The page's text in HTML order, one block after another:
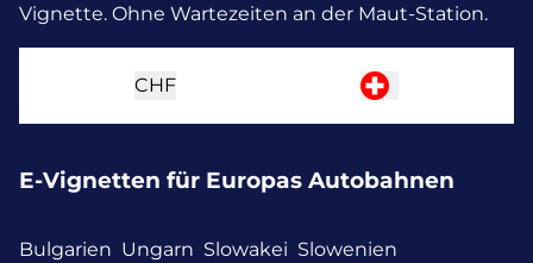
Vignette. Ohne Wartezeiten an der Maut-Station.
CHF
E-Vignetten für Europas Autobahnen
Bulgarien Ungarn Slowakei Slowenien